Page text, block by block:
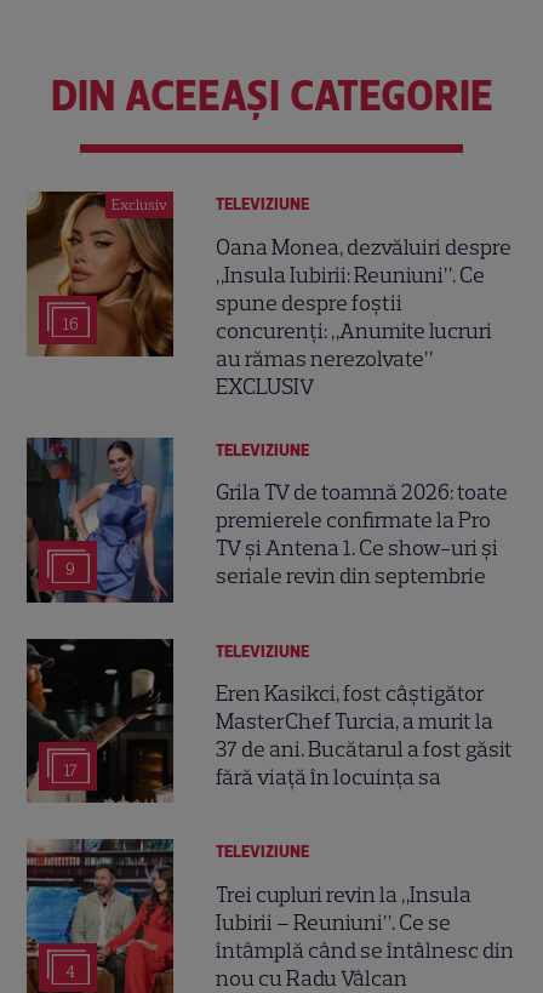
DIN ACEEAȘI CATEGORIE
Exclusiv
16
TELEVIZIUNE
Oana Monea, dezvăluiri despre
„Insula Iubirii: Reuniuni”. Ce
spune despre foștii
concurenți: „Anumite lucruri
au rămas nerezolvate”
EXCLUSIV
9
TELEVIZIUNE
Grila TV de toamnă 2026: toate
premierele confirmate la Pro
TV și Antena 1. Ce show-uri și
seriale revin din septembrie
17
TELEVIZIUNE
Eren Kasikci, fost câștigător
MasterChef Turcia, a murit la
37 de ani. Bucătarul a fost găsit
fără viață în locuința sa
4
TELEVIZIUNE
Trei cupluri revin la „Insula
Iubirii – Reuniuni”. Ce se
întâmplă când se întâlnesc din
nou cu Radu Vâlcan